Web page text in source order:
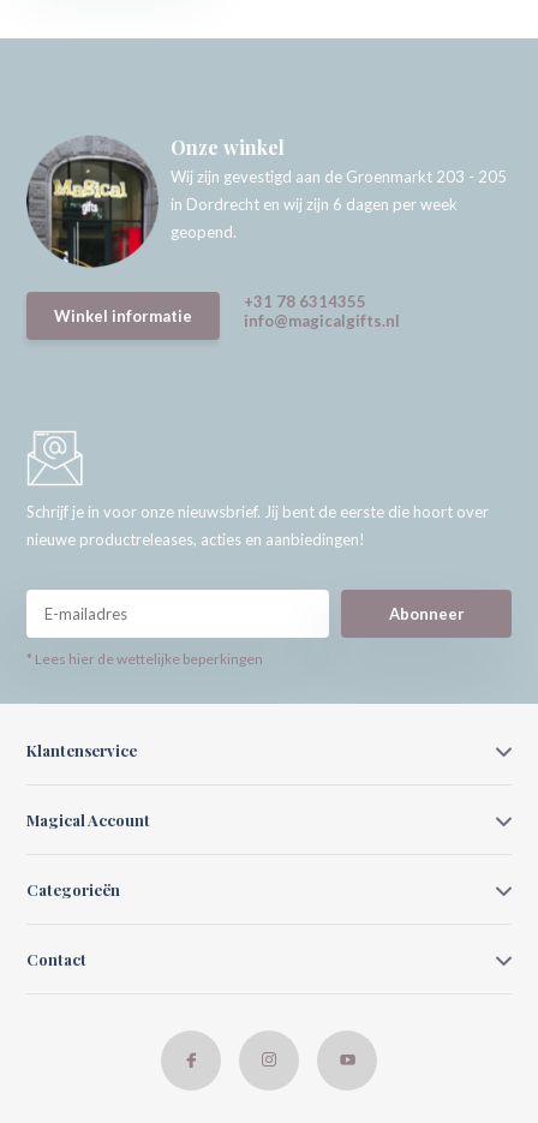
Onze winkel
Wij zijn gevestigd aan de Groenmarkt 203 - 205
in Dordrecht en wij zijn 6 dagen per week
geopend.
Winkel informatie
+31 78 6314355
info@magicalgifts.nl
Schrijf je in voor onze nieuwsbrief. Jij bent de eerste die hoort over
nieuwe productreleases, acties en aanbiedingen!
Abonneer
* Lees hier de wettelijke beperkingen
Klantenservice
Magical Account
Categorieën
Contact